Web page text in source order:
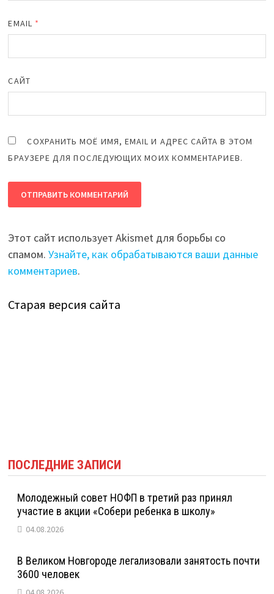
EMAIL *
САЙТ
СОХРАНИТЬ МОЁ ИМЯ, EMAIL И АДРЕС САЙТА В ЭТОМ
БРАУЗЕРЕ ДЛЯ ПОСЛЕДУЮЩИХ МОИХ КОММЕНТАРИЕВ.
Этот сайт использует Akismet для борьбы со
спамом.Узнайте, как обрабатываются ваши данные
комментариев.
Старая версия сайта
ПОСЛЕДНИЕ ЗАПИСИ
Молодежный совет НОФП в третий раз принял
участие в акции «Собери ребенка в школу»
04.08.2026
В Великом Новгороде легализовали занятость почти
3600 человек